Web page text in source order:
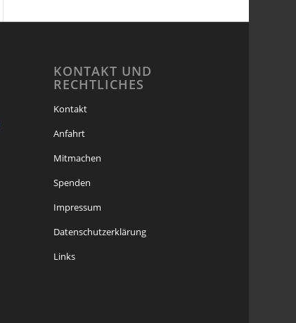
KONTAKT UND
RECHTLICHES
Kontakt
Anfahrt
Mitmachen
Spenden
Impressum
Datenschutzerklärung
Links